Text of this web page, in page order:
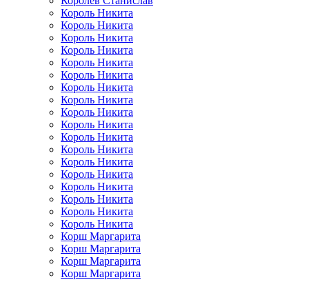
Король Никита
Король Никита
Король Никита
Король Никита
Король Никита
Король Никита
Король Никита
Король Никита
Король Никита
Король Никита
Король Никита
Король Никита
Король Никита
Король Никита
Король Никита
Король Никита
Король Никита
Король Никита
Корш Маргарита
Корш Маргарита
Корш Маргарита
Корш Маргарита